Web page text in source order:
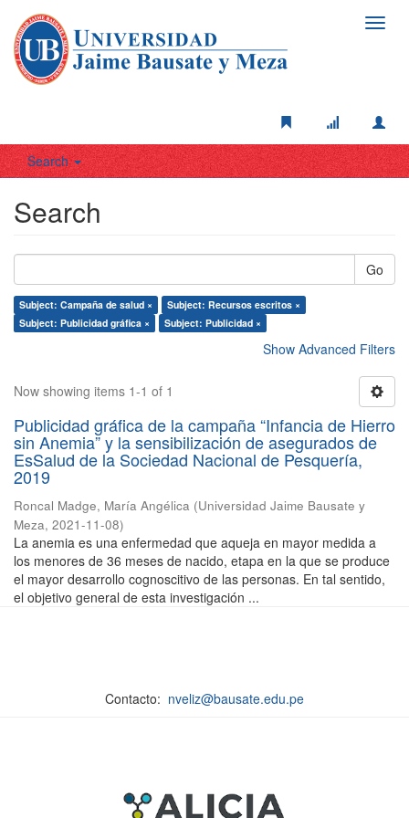
Search
Search
Go
Subject: Campaña de salud ×
Subject: Recursos escritos ×
Subject: Publicidad gráfica ×
Subject: Publicidad ×
Show Advanced Filters
Now showing items 1-1 of 1
Publicidad gráfica de la campaña “Infancia de Hierro
sin Anemia” y la sensibilización de asegurados de
EsSalud de la Sociedad Nacional de Pesquería,
2019
Roncal Madge, María Angélica (Universidad Jaime Bausate y
Meza, 2021-11-08)
La anemia es una enfermedad que aqueja en mayor medida a
los menores de 36 meses de nacido, etapa en la que se produce
el mayor desarrollo cognoscitivo de las personas. En tal sentido,
el objetivo general de esta investigación ...
Contacto: nveliz@bausate.edu.pe